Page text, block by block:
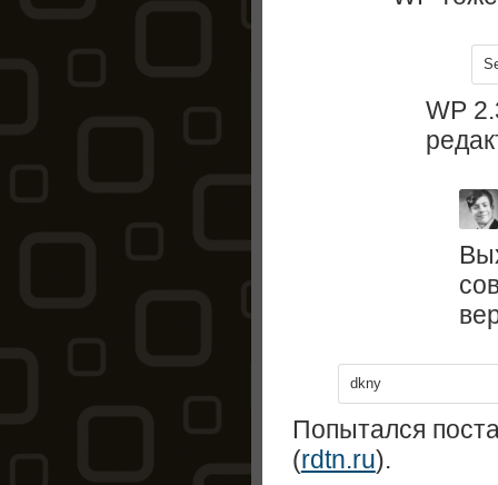
WP
dkny
Попытался
(rdtn.ru).